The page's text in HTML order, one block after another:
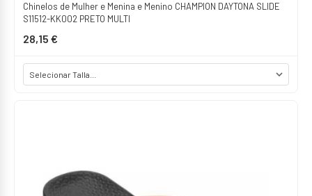
Chinelos de Mulher e Menina e Menino CHAMPION DAYTONA SLIDE
S11512-KK002 PRETO MULTI
28,15 €